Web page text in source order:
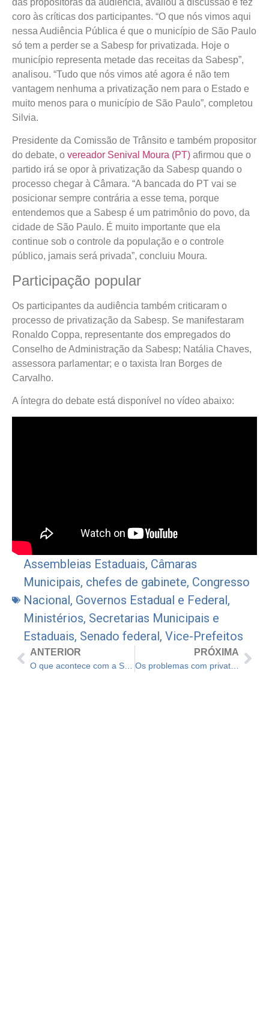
coro às críticas dos participantes. “O que nós vimos aqui
nessa Audiência Pública é que o município de São Paulo
só tem a perder se a Sabesp for privatizada. Hoje o
município representa metade das receitas da Sabesp”,
analisou. “Tudo que nós vimos até agora é não tem
vantagem nenhuma a privatização nem para o Estado e
muito menos para o município de São Paulo”, completou
Silvia.
Presidente da Comissão de Trânsito e também propositor
do debate, o vereador Senival Moura (PT) afirmou que o
partido irá se opor à privatização da Sabesp quando o
processo chegar à Câmara. “A bancada do PT vai se
posicionar sempre contrária a esse tema, porque
entendemos que a Sabesp é um patrimônio do povo, da
cidade de São Paulo. É muito importante que ela
continue sob o controle da população e o controle
público, jamais será privada”, concluiu Moura.
Participação popular
Os participantes da audiência também criticaram o
processo de privatização da Sabesp. Se manifestaram
Ronaldo Coppa, representante dos empregados do
Conselho de Administração da Sabesp; Natália Chaves,
assessora parlamentar; e o taxista Iran Borges de
Carvalho.
A íntegra do debate está disponível no vídeo abaixo:
Assembleias Estaduais, Câmaras
Municipais, chefes de gabinete, Congresso
Nacional, Governos Estadual e Federal,
Ministérios, Secretarias Municipais e
Estaduais, Senado federal, Vice-Prefeitos
ANTERIOR PRÓXIMA
Os problemas com privatização que levaram cidades a reestatitizar sistema de água